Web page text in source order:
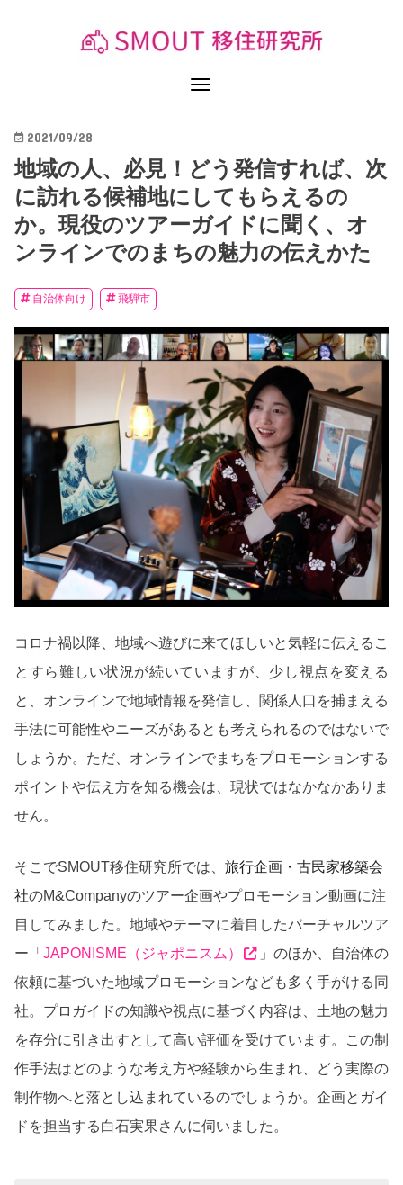
2021/09/28
地域の人、必見！どう発信すれば、次
に訪れる候補地にしてもらえるの
か。現役のツアーガイドに聞く、オ
ンラインでのまちの魅力の伝えかた
自治体向け 飛騨市
コロナ禍以降、地域へ遊びに来てほしいと気軽に伝えるこ
とすら難しい状況が続いていますが、少し視点を変える
と、オンラインで地域情報を発信し、関係人口を捕まえる
手法に可能性やニーズがあるとも考えられるのではないで
しょうか。ただ、オンラインでまちをプロモーションする
ポイントや伝え方を知る機会は、現状ではなかなかありま
せん。
そこでSMOUT移住研究所では、 旅行企画・古民家移築会
社のM&Companyのツアー企画やプロモーション動画に注
目してみました。地域やテーマに着目したバーチャルツア
ー「 JAPONISME（ジャポニスム）
」のほか、自治体の
依頼に基づいた地域プロモーションなども多く手がける同
社。プロガイドの知識や視点に基づく内容は、土地の魅力
を存分に引き出すとして高い評価を受けています。この制
作手法はどのような考え方や経験から生まれ、どう実際の
制作物へと落とし込まれているのでしょうか。企画とガイ
ドを担当する白石実果さんに伺いました。